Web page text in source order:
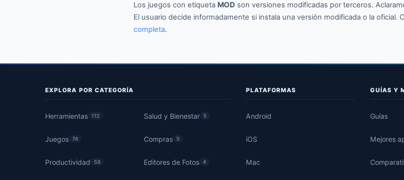
Los juegos con etiqueta MOD son versiones modificadas por terceros.
El usuario decide informadamente si instala una versión modificada o la oficial.
completa.
EXPLORA POR CATEGORÍA
Herramientas 112
Juegos 74
Productividad 58
Salud y Bienestar 5
Compras 5
Editores de Fotos 4
PLATAFORMAS
Android
iOS
Mac
GUÍAS Y
Guías
Mejores